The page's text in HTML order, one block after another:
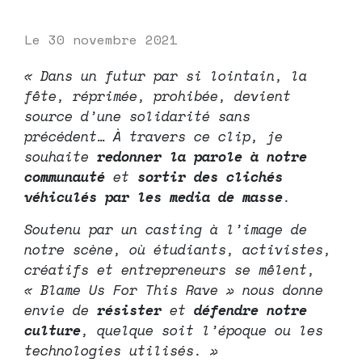
Le 30 novembre 2021
« Dans un futur par si lointain, la
fête, réprimée, prohibée, devient
source d’une solidarité sans
précédent… À travers ce clip, je
souhaite redonner la parole à notre
communauté et sortir des clichés
véhiculés par les media de masse.
Soutenu par un casting à l’image de
notre scène, où étudiants, activistes,
créatifs et entrepreneurs se mêlent,
« Blame Us For This Rave » nous donne
envie de résister et défendre notre
culture, quelque soit l’époque ou les
technologies utilisés. »